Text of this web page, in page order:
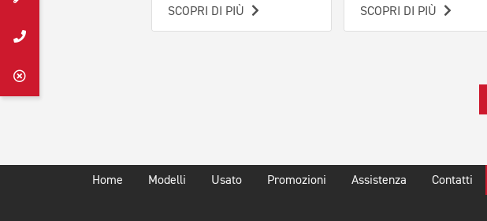
SCOPRI DI PIÙ SCOPRI DI PIÙ
Home Modelli Usato Promozioni Assistenza Contatti